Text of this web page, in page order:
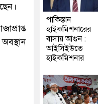
পাকিস্তান
হাইকমিশনারের
বাসায় আগুন :
আইসিইউতে
হাইকমিশনার